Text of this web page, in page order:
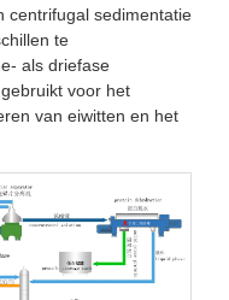
centrifugal sedimentatie
te
als driefase
voor het
van eiwitten en het